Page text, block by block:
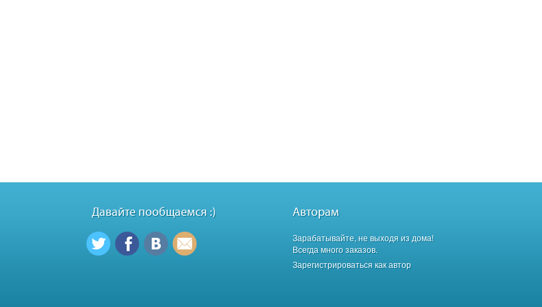
Давайте пообщаемся :) Авторам
Зарабатывайте, не выходя из дома!
Всегда много заказов.
Зарегистрироваться как автор